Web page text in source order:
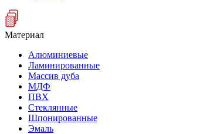
Материал
Алюминиевые
Ламинированные
Массив дуба
МДФ
ПВХ
Стеклянные
Шпонированные
Эмаль